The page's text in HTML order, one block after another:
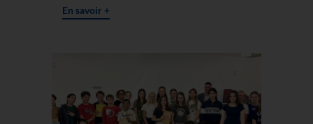
En savoir +